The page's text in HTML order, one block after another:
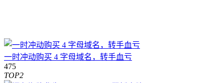
一时冲动购买 4 字母域名，转手血亏
475
TOP2